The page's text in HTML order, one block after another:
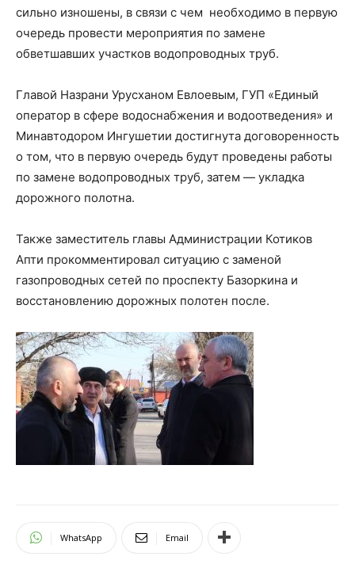
сильно изношены, в связи с чем необходимо в первую
очередь провести мероприятия по замене
обветшавших участков водопроводных труб.
Главой Назрани Урусханом Евлоевым, ГУП «Единый
оператор в сфере водоснабжения и водоотведения» и
Минавтодором Ингушетии достигнута договоренность
о том, что в первую очередь будут проведены работы
по замене водопроводных труб, затем — укладка
дорожного полотна.
Также заместитель главы Администрации Котиков
Апти прокомментировал ситуацию с заменой
газопроводных сетей по проспекту Базоркина и
восстановлению дорожных полотен после.
WhatsApp Email